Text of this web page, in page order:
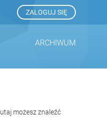
ZALOGUJ SIĘ
ARCHIWUM
możesz znaleźć